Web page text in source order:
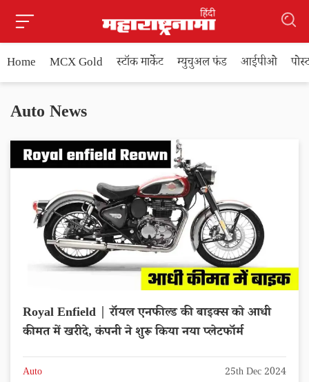
Home MCX Gold स्टॉक मार्केट म्युचुअल फंड आईपीओ
Auto News
Royal Enfield | रॉयल एनफील्ड की बाइक्स को आधी
कीमत में खरीदे, कंपनी ने शुरू किया नया प्लेटफॉर्म
Auto 25th Dec 2024